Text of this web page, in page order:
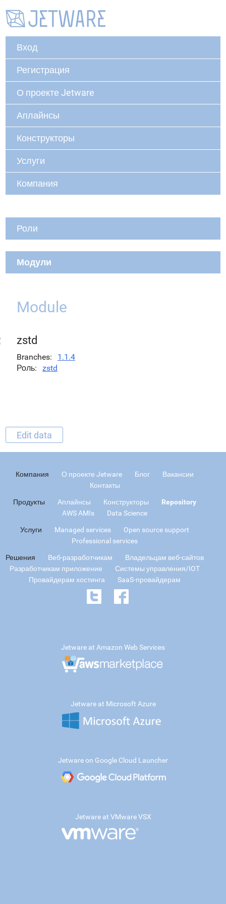
Вход
Регистрация
О проекте Jetware
Аплайнсы
Конструкторы
Услуги
Компания
Роли
Модули
Module
zstd
Branches
1.1.4
Роль
zstd
Edit data
Компания О проекте Jetware Блог
Вакансии
Контакты
Продукты Аплайнсы Конструкторы
Repository
AWS AMIs
Data Science
Услуги Managed services
Open source support
Professional services
Решения Веб-разработчикам
Владельцам веб-сайтов
Разработчикам приложение
Системы управления/IOT
Провайдерам хостинга
SaaS-провайдерам
Jetware at Amazon Web Services
Jetware at Microsoft Azure
Jetware on Google Cloud Launcher
Jetware at VMware VSX